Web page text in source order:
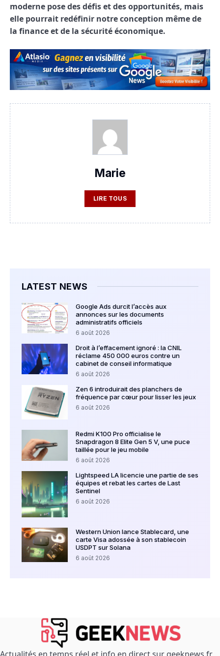
moderne pose des défis et des opportunités, mais
elle pourrait redéfinir notre conception même de
la finance et de la sécurité économique.
Marie
LIRE TOUS
LATEST NEWS
Google Ads durcit l’accès aux
annonces sur les documents
administratifs officiels
6 août 2026
Droit à l’effacement ignoré : la CNIL
réclame 450 000 euros contre un
cabinet de conseil informatique
6 août 2026
Zen 6 introduirait des planchers de
fréquence par cœur pour lisser les jeux
6 août 2026
Redmi K100 Pro officialise le
Snapdragon 8 Elite Gen 5 V, une puce
taillée pour le jeu mobile
6 août 2026
Lightspeed LA licencie une partie de ses
équipes et rebat les cartes de Last
Sentinel
6 août 2026
Western Union lance Stablecard, une
carte Visa adossée à son stablecoin
USDPT sur Solana
6 août 2026